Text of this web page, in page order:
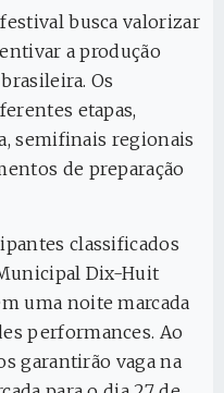
busca valorizar
a produção
Os
etapas,
semifinais regionais
de preparação
classificados
Dix-Huit
uma noite marcada
performances. Ao
garantirão vaga na